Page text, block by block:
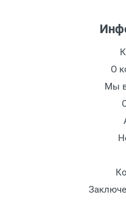
Доставляем
Сдэк до
Доставка
О
Мы